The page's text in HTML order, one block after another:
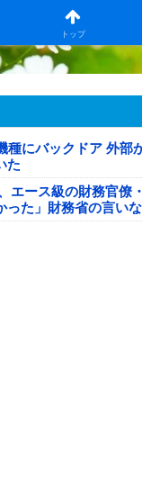
トップ
ース録
種にバックドア 外部
た
エース級の財務官僚
った」財務省の言い